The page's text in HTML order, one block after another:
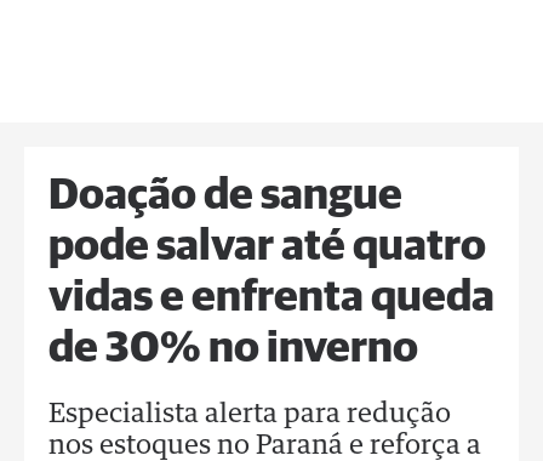
Doação de sangue
pode salvar até quatro
vidas e enfrenta queda
de 30% no inverno
Especialista alerta para redução
nos estoques no Paraná e reforça a